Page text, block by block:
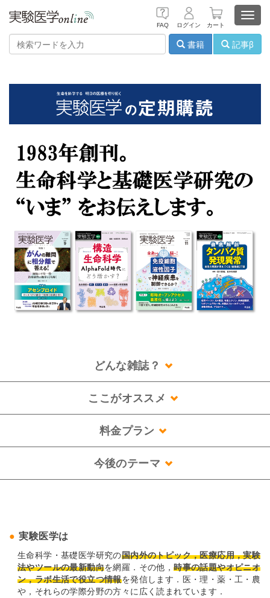
FAQ ログイン カート
書籍
記事β
どんな雑誌？
ここがオススメ
料金プラン
今後のテーマ
実験医学は
生命科学・基礎医学研究の国内外のトピック，医療応用，実験
法やツールの最新動向を網羅．その他，時事の話題やオピニオ
ン，ラボ生活で役立つ情報を発信します．医・理・薬・工・農
や，それらの学際分野の方々に広く読まれています．